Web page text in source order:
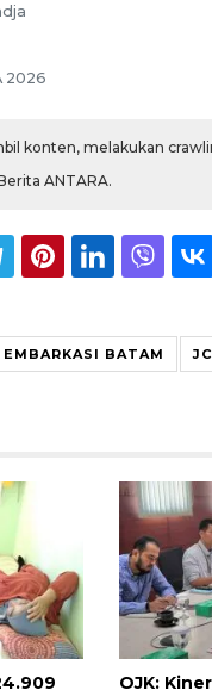
2026
konten, melakukan
ANTARA.
EMBARKASI BATAM
OJK: